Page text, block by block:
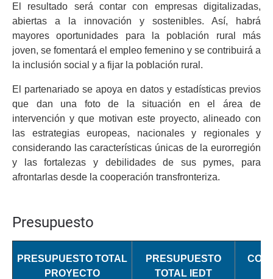
El resultado será contar con empresas digitalizadas,
abiertas a la innovación y sostenibles. Así, habrá
mayores oportunidades para la población rural más
joven, se fomentará el empleo femenino y se contribuirá a
la inclusión social y a fijar la población rural.
El partenariado se apoya en datos y estadísticas previos
que dan una foto de la situación en el área de
intervención y que motivan este proyecto, alineado con
las estrategias europeas, nacionales y regionales y
considerando las características únicas de la eurorregión
y
las fortalezas y debilidades de sus pymes, para
afrontarlas desde la cooperación transfronteriza.
Presupuesto
PRESUPUESTO TOTAL
PROYECTO
PRESUPUESTO
TOTAL IEDT